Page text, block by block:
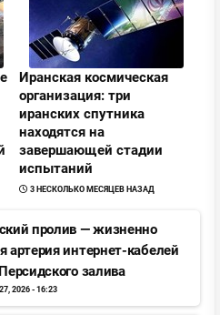
Иранская космическая
организация: три
иранских спутника
находятся на
завершающей стадии
испытаний
3 НЕСКОЛЬКО МЕСЯЦЕВ НАЗАД
пролив — жизненно
артерия интернет-кабелей
залива
2026 - 16:23